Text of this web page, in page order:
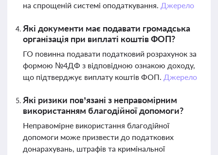
на спрощеній системі оподаткування. Джерело
Які документи має подавати громадська
організація при виплаті коштів ФОП?
ГО повинна подавати податковий розрахунок за
формою №4ДФ з відповідною ознакою доходу,
що підтверджує виплату коштів ФОП. Джерело
Які ризики пов’язані з неправомірним
використанням благодійної допомоги?
Неправомірне використання благодійної
допомоги може призвести до податкових
донарахувань, штрафів та кримінальної